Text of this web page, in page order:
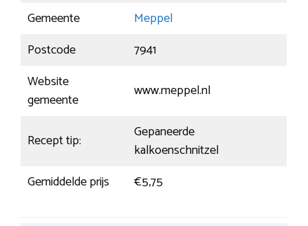
Gemeente
Meppel
Postcode
7941
Website
gemeente
www.meppel.nl
Recept tip:
Gepaneerde
kalkoenschnitzel
Gemiddelde prijs
€5,75